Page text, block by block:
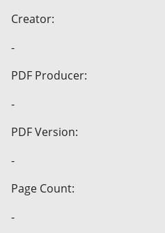
Creator:
-
PDF Producer:
-
PDF Version:
-
Page Count:
-